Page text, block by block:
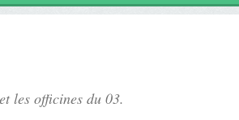
les officines du 03.